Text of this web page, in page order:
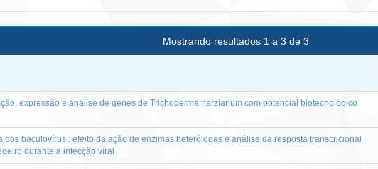
Mostrando resultados 1 a 3 de 3
expressão e análise de genes de Trichoderma harzianum com potencial biotecnológico
dos baculovírus : efeito da ação de enzimas heterólogas e análise da resposta transcricional
durante a infecção viral